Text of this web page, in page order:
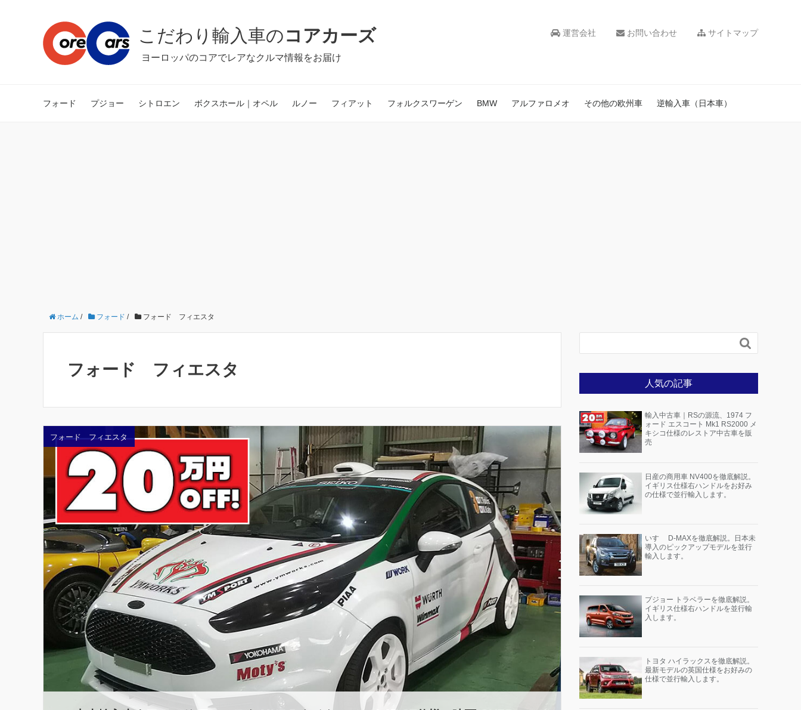
こだわり輸入車のコアカーズ
ヨーロッパのコアでレアなクルマ情報をお届け
運営会社 お問い合わせ サイトマップ
フォード プジョー シトロエン ボクスホール｜オペル ルノー フィアット フォルクスワーゲン BMW アルファロメオ その他の欧州車 逆輸入車（日本車）
ホーム / フォード / フォード フィエスタ
フォード フィエスタ
フォード フィエスタ

人気の記事
輸入中古車｜RSの源流、1974 フ
ォード エスコート Mk1 RS2000 メ
キシコ仕様のレストア中古車を販
売
日産の商用車 NV400を徹底解説。
イギリス仕様右ハンドルをお好み
の仕様で並行輸入します。
いすゞ D-MAXを徹底解説。日本未
導入のピックアップモデルを並行
輸入します。
プジョー トラベラーを徹底解説。
イギリス仕様右ハンドルを並行輸
入します。
トヨタ ハイラックスを徹底解説。
最新モデルの英国仕様をお好みの
仕様で並行輸入します。